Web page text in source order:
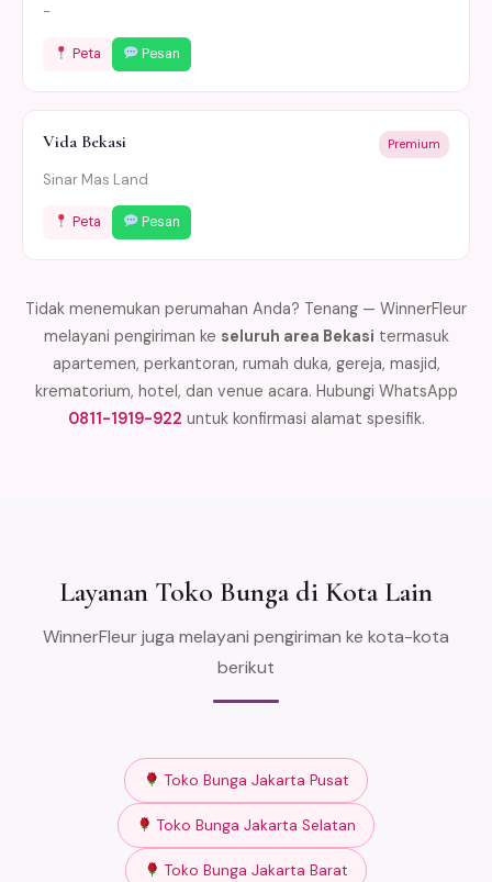
-
Peta Pesan
Vida Bekasi Premium
Sinar Mas Land
Peta Pesan
Tidak menemukan perumahan Anda? Tenang — WinnerFleur
melayani pengiriman ke seluruh area Bekasi termasuk
apartemen, perkantoran, rumah duka, gereja, masjid,
krematorium, hotel, dan venue acara. Hubungi WhatsApp
0811-1919-922 untuk konfirmasi alamat spesifik.
Layanan Toko Bunga di Kota Lain
WinnerFleur juga melayani pengiriman ke kota-kota
berikut
Toko Bunga Jakarta Pusat
Toko Bunga Jakarta Selatan
Toko Bunga Jakarta Barat